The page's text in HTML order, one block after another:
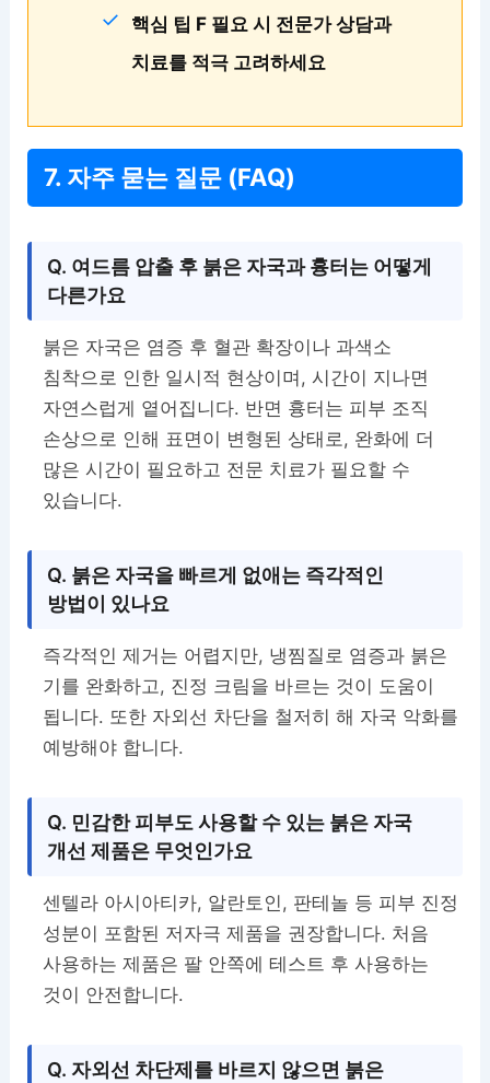
핵심 팁 F 필요 시 전문가 상담과
치료를 적극 고려하세요
7. 자주 묻는 질문 (FAQ)
Q. 여드름 압출 후 붉은 자국과 흉터는 어떻게
다른가요
붉은 자국은 염증 후 혈관 확장이나 과색소
침착으로 인한 일시적 현상이며, 시간이 지나면
자연스럽게 옅어집니다. 반면 흉터는 피부 조직
손상으로 인해 표면이 변형된 상태로, 완화에 더
많은 시간이 필요하고 전문 치료가 필요할 수
있습니다.
Q. 붉은 자국을 빠르게 없애는 즉각적인
방법이 있나요
즉각적인 제거는 어렵지만, 냉찜질로 염증과 붉은
기를 완화하고, 진정 크림을 바르는 것이 도움이
됩니다. 또한 자외선 차단을 철저히 해 자국 악화를
예방해야 합니다.
Q. 민감한 피부도 사용할 수 있는 붉은 자국
개선 제품은 무엇인가요
센텔라 아시아티카, 알란토인, 판테놀 등 피부 진정
성분이 포함된 저자극 제품을 권장합니다. 처음
사용하는 제품은 팔 안쪽에 테스트 후 사용하는
것이 안전합니다.
Q. 자외선 차단제를 바르지 않으면 붉은